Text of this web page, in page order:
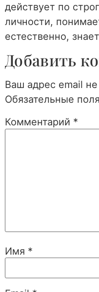
действует по
личности,
естественно,
Добавить
Ваш адрес email
Обязательные
Комментарий *
Имя *